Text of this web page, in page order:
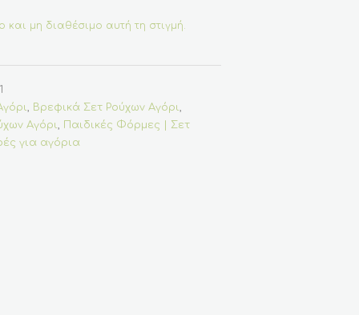
και μη διαθέσιμο αυτή τη στιγμή.
, Βρεφικά Σετ Ρούχων Αγόρι,
Αγόρι,
Παιδικές Φόρμες | Σετ
για αγόρια